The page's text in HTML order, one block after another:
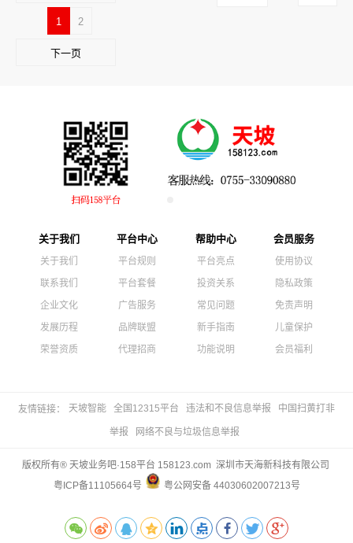
1 2
下一页
关于我们
关于我们
联系我们
企业文化
发展历程
荣誉资质
平台中心
平台规则
平台套餐
广告服务
品牌联盟
代理招商
帮助中心
平台亮点
投资关系
常见问题
新手指南
功能说明
会员服务
使用协议
隐私政策
免责声明
儿童保护
会员福利
友情链接： 天坡智能 全国12315平台 违法和不良信息举报 中国扫黄打非
举报 网络不良与垃圾信息举报
版权所有® 天坡业务吧·158平台 158123.com 深圳市天海新科技有限公司
粤ICP备11105664号
粤公网安备 44030602007213号